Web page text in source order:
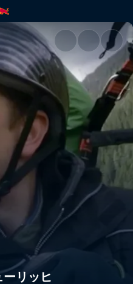
ッヒ | Red
ーリッヒ